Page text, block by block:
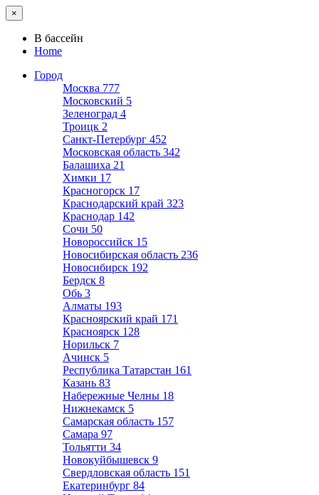
×
В бассейн
Home
Город
Москва 777
Московский 5
Зеленоград 4
Троицк 2
Санкт-Петербург 452
Московская область 342
Балашиха 21
Химки 17
Красногорск 17
Краснодарский край 323
Краснодар 142
Сочи 50
Новороссийск 15
Новосибирская область 236
Новосибирск 192
Бердск 8
Обь 3
Алматы 193
Красноярский край 171
Красноярск 128
Норильск 7
Ачинск 5
Республика Татарстан 161
Казань 83
Набережные Челны 18
Нижнекамск 5
Самарская область 157
Самара 97
Тольятти 34
Новокуйбышевск 9
Свердловская область 151
Екатеринбург 84